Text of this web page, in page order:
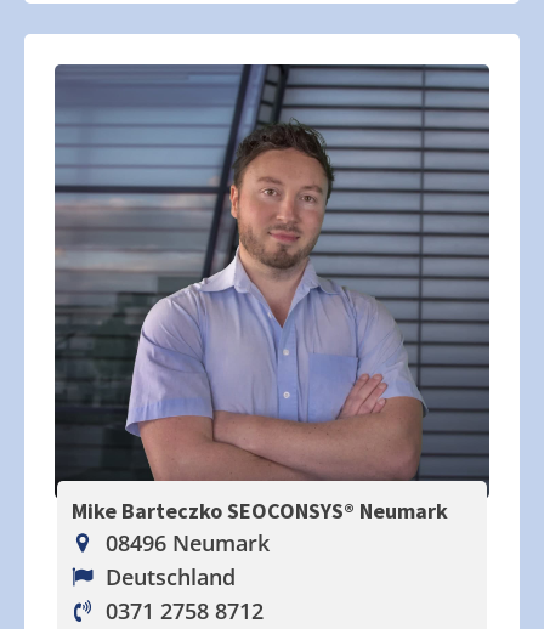
Mike Barteczko SEOCONSYS® Neumark
08496 Neumark
Deutschland
0371 2758 8712